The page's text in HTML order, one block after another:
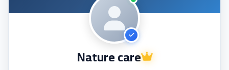
حمّل التطبيق
Nature care